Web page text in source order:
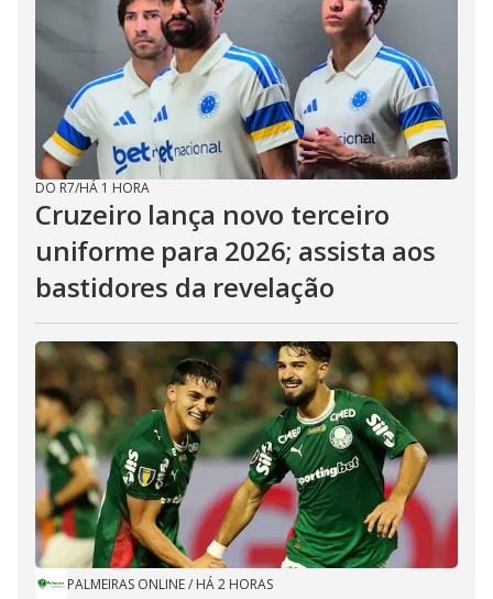
DO R7/HÁ 1 HORA
Cruzeiro lança novo terceiro
uniforme para 2026; assista aos
bastidores da revelação
PALMEIRAS ONLINE/ HÁ 2 HORAS